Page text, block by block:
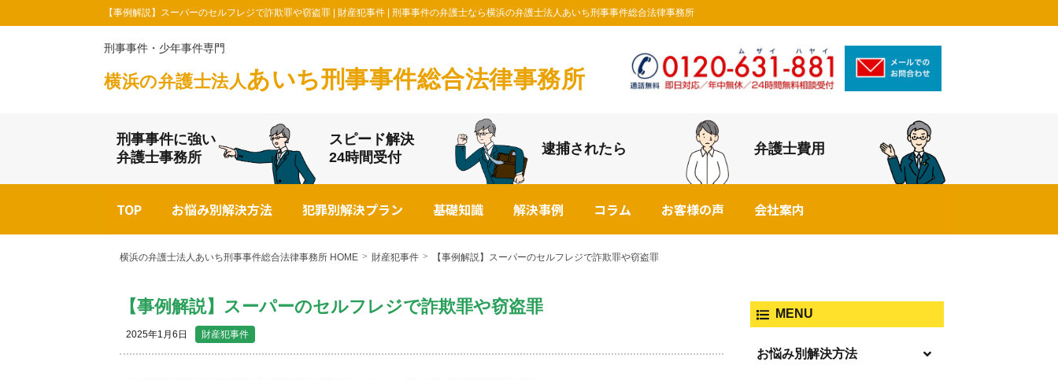
【事例解説】スーパーのセルフレジで詐欺罪や窃盗罪 | 財産犯事件 | 刑事事件の弁護士なら横浜の弁護士法人あいち刑事事件総合法律事務所
刑事事件・少年事件専門
横浜の弁護士法人あいち刑事事件総合法律事務所
刑事事件に強い
弁護士事務所
スピード解決
24時間受付
逮捕されたら 弁護士費用
TOP お悩み別解決方法 犯罪別解決プラン 基礎知識 解決事例 コラム お客様の声 会社案内
横浜の弁護士法人あいち刑事事件総合法律事務所 HOME 財産犯事件 【事例解説】スーパーのセルフレジで詐欺罪や窃盗罪
【事例解説】スーパーのセルフレジで詐欺罪や窃盗罪
2025年1月6日 財産犯事件
MENU
お悩み別解決方法